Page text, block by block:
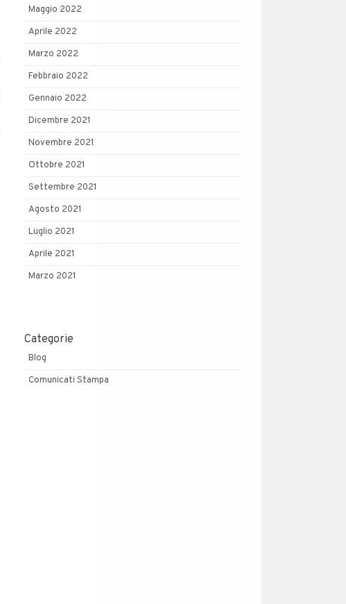
Maggio 2022
Aprile 2022
Marzo 2022
Febbraio 2022
Gennaio 2022
Dicembre 2021
Novembre 2021
Ottobre 2021
Settembre 2021
Agosto 2021
Luglio 2021
Aprile 2021
Marzo 2021
Categorie
Blog
Comunicati Stampa